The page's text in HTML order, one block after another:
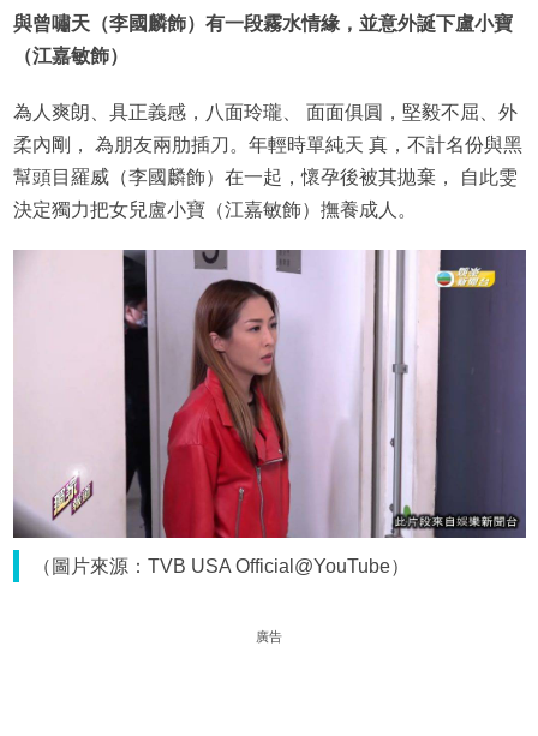
與曾嘯天（李國麟飾）有一段霧水情緣，並意外誕下盧小寶
（江嘉敏飾）
為人爽朗、具正義感，八面玲瓏、 面面俱圓，堅毅不屈、外
柔內剛， 為朋友兩肋插刀。年輕時單純天 真，不計名份與黑
幫頭目羅威（李國麟飾）在一起，懷孕後被其拋棄， 自此雯
決定獨力把女兒盧小寶（江嘉敏飾）撫養成人。
（圖片來源：TVB USA Official@YouTube）
廣告